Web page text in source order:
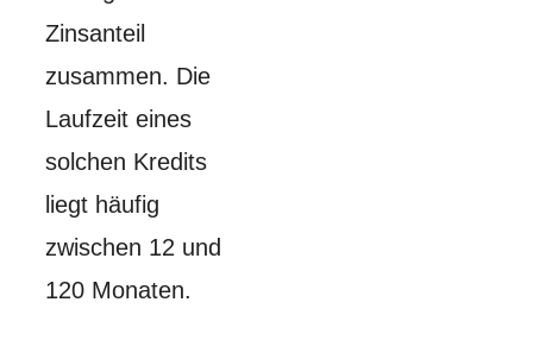
Zinsanteil
zusammen. Die
Laufzeit eines
solchen Kredits
liegt häufig
zwischen 12 und
120 Monaten.